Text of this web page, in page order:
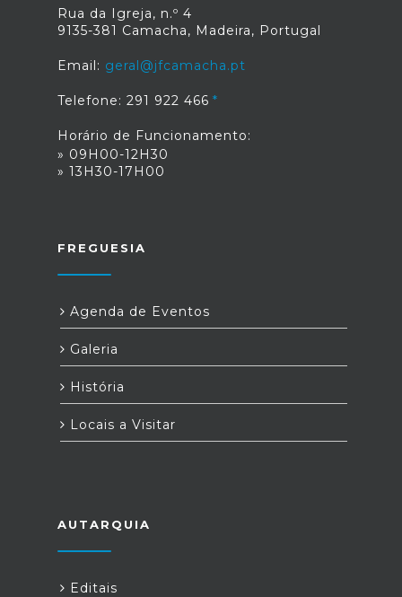
Rua da Igreja, n.º 4
9135-381 Camacha, Madeira, Portugal
Email: geral@jfcamacha.pt
Telefone: 291 922 466
Horário de Funcionamento:
» 09H00-12H30
» 13H30-17H00
FREGUESIA
Agenda de Eventos
Galeria
História
Locais a Visitar
AUTARQUIA
Editais